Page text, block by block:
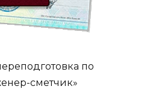
по
сметчик»